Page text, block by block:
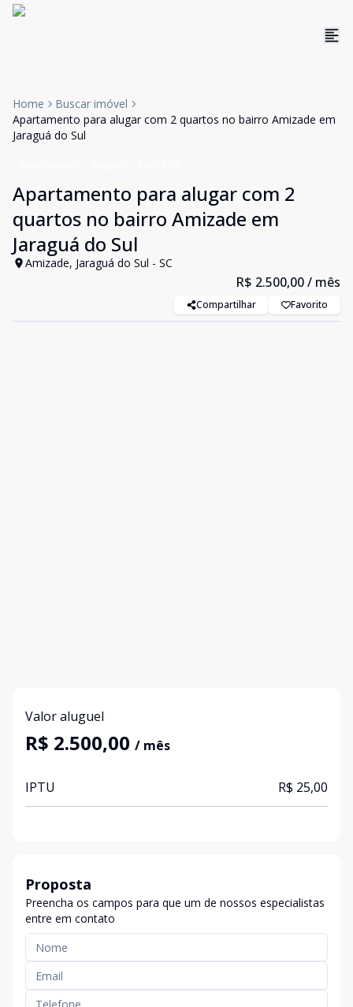
Home
Buscar imóvel
Apartamento para alugar com 2 quartos no bairro Amizade em
Jaraguá do Sul
Apartamento para alugar com 2
quartos no bairro Amizade em
Jaraguá do Sul
Amizade, Jaraguá do Sul - SC
R$ 2.500,00/ mês
Compartilhar Favorito
Valor aluguel
R$ 2.500,00 / mês
IPTU R$ 25,00
Proposta
Preencha os campos para que um de nossos especialistas
entre em contato